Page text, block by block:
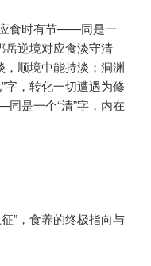
食时有节——同是一
岳逆境对应食淡守清
顺境中能持淡；洞渊
，转化一切遭遇为修
是一个“清”字，内在
”，食养的终极指向与